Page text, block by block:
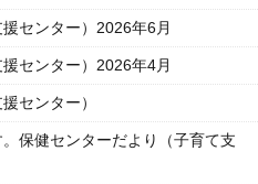
センター）2026年6月
センター）2026年4月
センター）
保健センターだより（子育て支